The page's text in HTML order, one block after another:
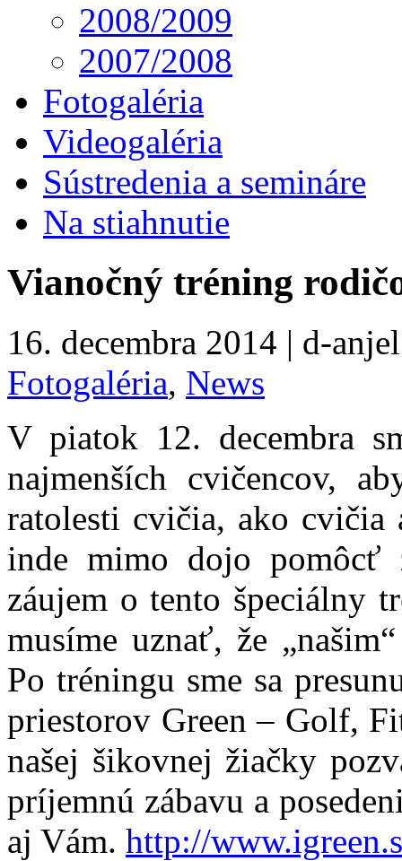
2008/2009
2007/2008
Fotogaléria
Videogaléria
Sústredenia a semináre
Na stiahnutie
Vianočný tréning
16. decembra 2014 | d-
Fotogaléria, News
V piatok 12. decembra
najmenších cvičencov,
ratolesti cvičia, ako cvičia
inde mimo dojo pomôcť
záujem o tento špeciálny
musíme uznať, že
Po tréningu sme sa
priestorov Green – Golf,
našej šikovnej žiačky
príjemnú zábavu a
aj Vám. http://